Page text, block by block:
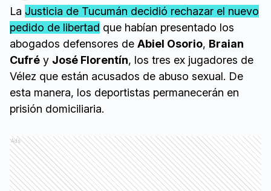
La Justicia de Tucumán decidió rechazar el nuevo
pedido de libertad que habían presentado los
abogados defensores de Abiel Osorio, Braian
Cufré y José Florentín, los tres ex jugadores de
Vélez que están acusados de abuso sexual. De
esta manera, los deportistas permanecerán en
prisión domiciliaria.
Ads